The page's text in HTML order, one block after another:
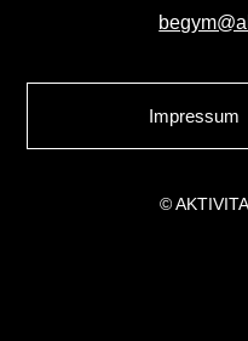
Impressum
©